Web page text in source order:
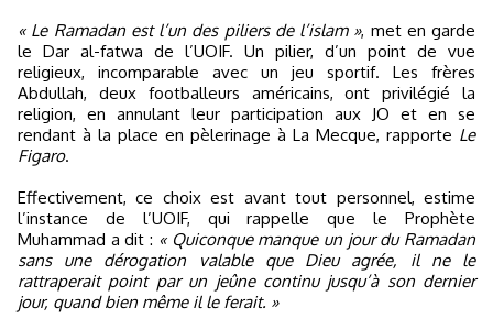
« Le Ramadan est l’un des piliers de l’islam », met en garde
le Dar al-fatwa de l’UOIF. Un pilier, d’un point de vue
religieux, incomparable avec un jeu sportif. Les frères
Abdullah, deux footballeurs américains, ont privilégié la
religion, en annulant leur participation aux JO et en se
rendant à la place en pèlerinage à La Mecque, rapporte Le
Figaro.
Effectivement, ce choix est avant tout personnel, estime
l’instance de l’UOIF, qui rappelle que le Prophète
Muhammad a dit : « Quiconque manque un jour du Ramadan
sans une dérogation valable que Dieu agrée, il ne le
rattraperait point par un jeûne continu jusqu’à son dernier
jour, quand bien même il le ferait. »